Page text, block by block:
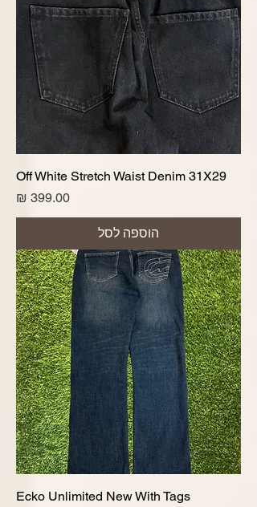
Off White Stretch Waist Denim 31X29
מחיר
הוספה לסל
Ecko Unlimited New With Tags